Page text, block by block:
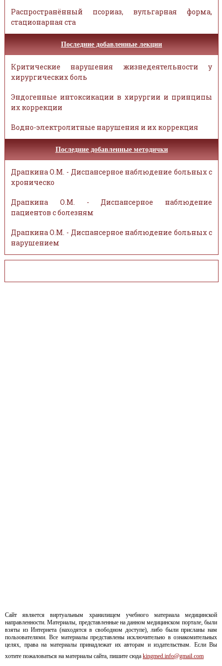
Распространённый псориаз, вульгарная форма,
стационарная ста
Последние добавленные лекции
Критические нарушения жизнедеятельности у
хирургических боль
Эндогенные интоксикации в хирургии и принципы
их коррекции
Водно-электролитные нарушения и их коррекция
Последние добавленные методички
Драпкина О.М. - Диспансерное наблюдение больных с
хроническо
Драпкина О.М. - Диспансерное наблюдение
пациентов с болезням
Драпкина О.М. - Диспансерное наблюдение больных с
нарушением
Сайт является виртуальным хранилищем учебного материала медицинской
направленности. Материалы, представленные на данном медицинском портале, были
взяты из Интернета (находятся в свободном доступе), либо были присланы нам
пользователями. Все материалы представлены исключительно в ознакомительных
целях, права на материалы принадлежат их авторам и издательствам. Если Вы
хотите пожаловаться на материалы сайта, пишите сюда kingmed.info@gmail.com